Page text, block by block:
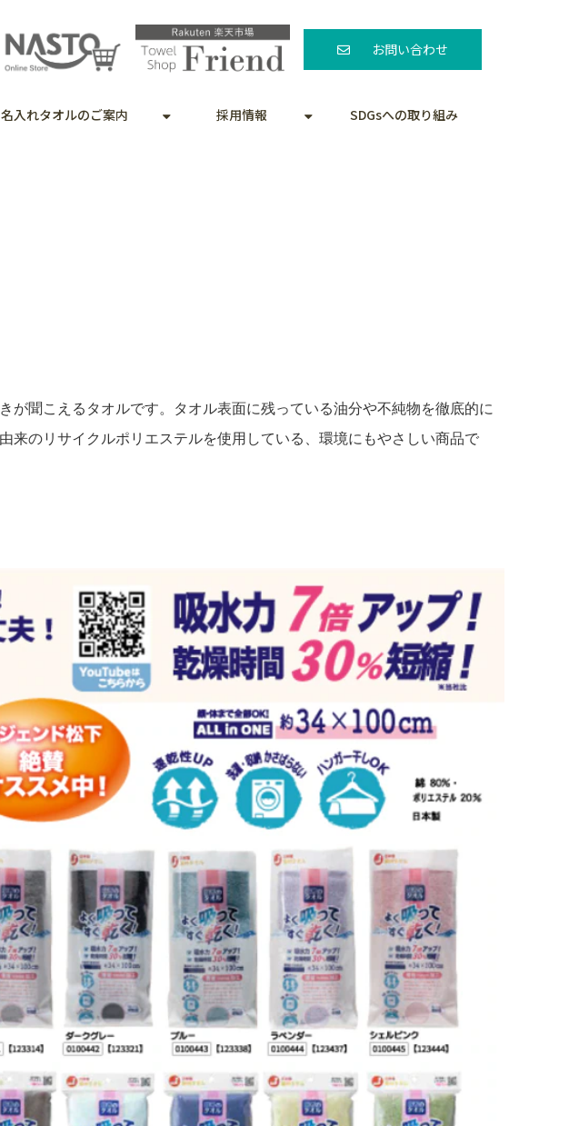
お問い合わせ
名入れタオルのご案内 採用情報 SDGsへの取り組み
聞こえるタオルです。タオル表面に残っている油分や不純物を徹底的に
のリサイクルポリエステルを使用している、環境にもやさしい商品で